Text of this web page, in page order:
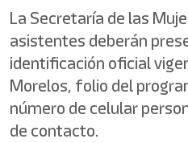
La Secretaría de las
asistentes deberán
identificación oficial
Morelos, folio del
número de celular
de contacto.